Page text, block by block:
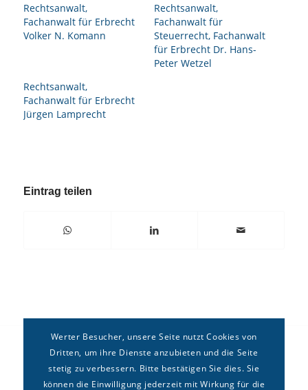
Rechtsanwalt,
Fachanwalt für Erbrecht
Volker N. Komann
Rechtsanwalt,
Fachanwalt für
Steuerrecht, Fachanwalt
für Erbrecht Dr. Hans-
Peter Wetzel
Rechtsanwalt,
Fachanwalt für Erbrecht
Jürgen Lamprecht
Eintrag teilen
Werter Besucher, unsere Seite nutzt Cookies von
Dritten, um ihre Dienste anzubieten und die Seite
stetig zu verbessern. Bitte bestätigen Sie dies. Sie
können die Einwilligung jederzeit mit Wirkung für die